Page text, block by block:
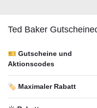
Ted Baker
🎫 Gutscheine und
Aktionscodes
🏷️ Maximaler Rabatt